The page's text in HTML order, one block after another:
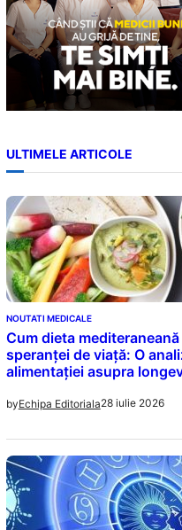
ULTIMELE ARTICOLE
NOUTATI MEDICALE
Cum dieta
speranței de viață: O
alimentației asupra
byEchipa Editoriala28 iulie 2026